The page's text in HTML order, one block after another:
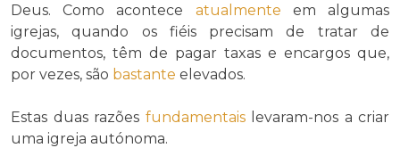
Deus. Como acontece atualmente em algumas
igrejas, quando os fiéis precisam de tratar de
documentos, têm de pagar taxas e encargos que,
por vezes, são bastante elevados.
Estas duas razões fundamentaislevaram-nos a criar
uma igreja autónoma.